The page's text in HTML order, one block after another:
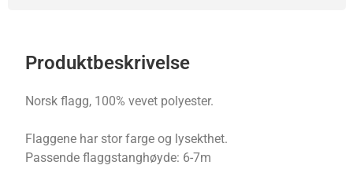
Produktbeskrivelse
Norsk flagg, 100% vevet polyester.
Flaggene har stor farge og lysekthet.
Passende flaggstanghøyde: 6-7m